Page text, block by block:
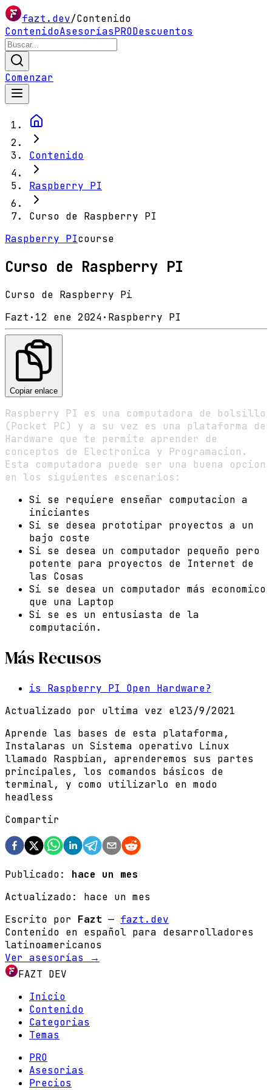
fazt.dev/Contenido
ContenidoAsesoríasPRODescuentos
Comenzar
Contenido
Raspberry PI
Curso de Raspberry PI
Raspberry PIcourse
Curso de Raspberry PI
Curso de Raspberry Pi
Fazt · 12 ene 2024· Raspberry PI
Copiar enlace
Raspberry PI es una computadora de bolsillo
(Pocket PC) y a su vez es una plataforma de
Hardware que te permite aprender de
conceptos de Electronica y Programacion.
Esta computadora puede ser una buena opcion
en los siguientes escenarios:
Si se requiere enseñar computacion a
iniciantes
Si se desea prototipar proyectos a un
bajo coste
Si se desea un computador pequeño pero
potente para proyectos de Internet de
las Cosas
Si se desea un computador más economico
que una Laptop
Si se es un entusiasta de la
computación.
Más Recusos
is Raspberry PI Open Hardware?
Actualizado por ultima vez el23/9/2021
Aprende las bases de esta plataforma,
Instalaras un Sistema operativo Linux
llamado Raspbian, aprenderemos sus partes
principales, los comandos básicos de
terminal, y como utilizarlo en modo
headless
Compartir
Publicado:
hace un mes
Actualizado: hace un mes
Escrito por Fazt — fazt.dev
Contenido en español para desarrolladores
latinoamericanos
Ver asesorías →
FAZT DEV
Inicio
Contenido
Categorias
Temas
PRO
Asesorias
Precios